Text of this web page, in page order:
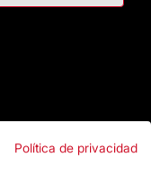
Política de privacidad